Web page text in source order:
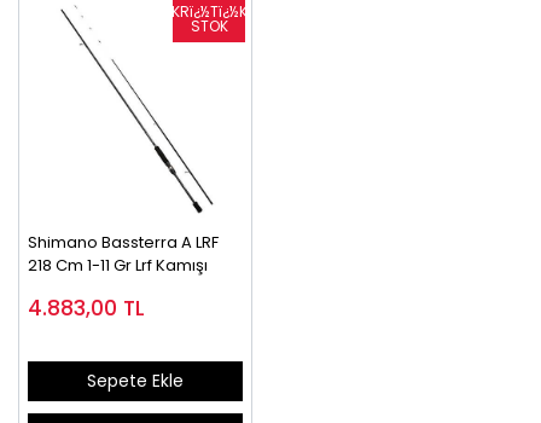
Shimano Bassterra A LRF
218 Cm 1-11 Gr Lrf Kamışı
4.883,00 TL
Sepete Ekle